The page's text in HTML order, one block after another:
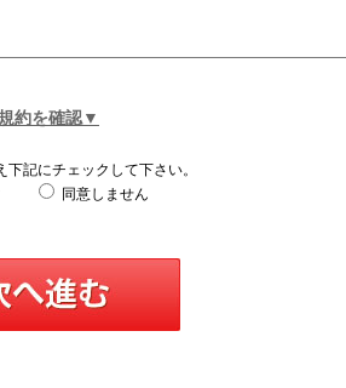
約を確認▼
記にチェックして下さい。
同意しません